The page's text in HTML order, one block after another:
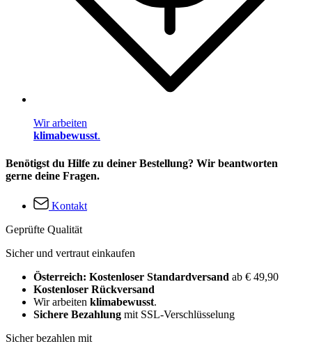
Wir arbeiten
klimabewusst.
Benötigst du Hilfe zu deiner Bestellung? Wir beantworten
gerne deine Fragen.
Kontakt
Geprüfte Qualität
Sicher und vertraut einkaufen
Österreich: Kostenloser Standardversand ab € 49,90
Kostenloser Rückversand
Wir arbeiten klimabewusst.
Sichere Bezahlung mit SSL-Verschlüsselung
Sicher bezahlen mit